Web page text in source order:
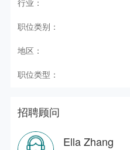
行业：
职位类别：
地区：
职位类型：
招聘顾问
Ella Zhang